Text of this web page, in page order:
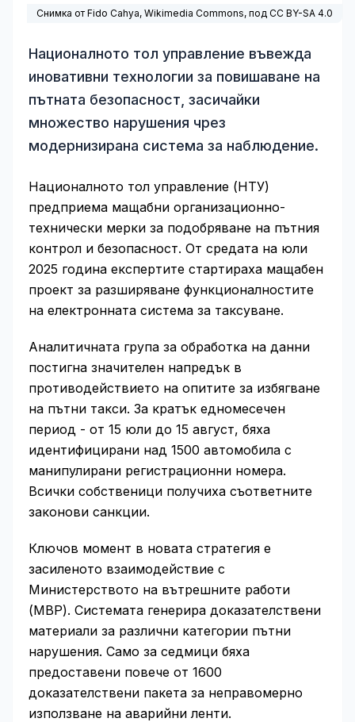
Снимка от Fido Cahya, Wikimedia Commons, под CC BY-SA 4.0
Националното тол управление въвежда
иновативни технологии за повишаване на
пътната безопасност, засичайки
множество нарушения чрез
модернизирана система за наблюдение.
Националното тол управление (НТУ)
предприема мащабни организационно-
технически мерки за подобряване на пътния
контрол и безопасност. От средата на юли
2025 година експертите стартираха мащабен
проект за разширяване функционалностите
на електронната система за таксуване.
Аналитичната група за обработка на данни
постигна значителен напредък в
противодействието на опитите за избягване
на пътни такси. За кратък едномесечен
период - от 15 юли до 15 август, бяха
идентифицирани над 1500 автомобила с
манипулирани регистрационни номера.
Всички собственици получиха съответните
законови санкции.
Ключов момент в новата стратегия е
засиленото взаимодействие с
Министерството на вътрешните работи
(МВР). Системата генерира доказателствени
материали за различни категории пътни
нарушения. Само за седмици бяха
предоставени повече от 1600
доказателствени пакета за неправомерно
използване на аварийни ленти.